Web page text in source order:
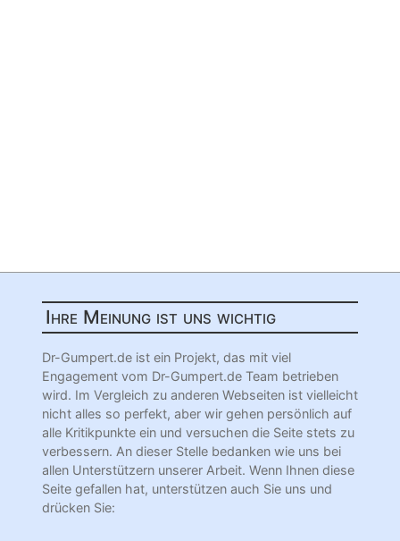
Ihre Meinung ist uns wichtig
Dr-Gumpert.de ist ein Projekt, das mit viel
Engagement vom Dr-Gumpert.de Team betrieben
wird. Im Vergleich zu anderen Webseiten ist vielleicht
nicht alles so perfekt, aber wir gehen persönlich auf
alle Kritikpunkte ein und versuchen die Seite stets zu
verbessern. An dieser Stelle bedanken wie uns bei
allen Unterstützern unserer Arbeit. Wenn Ihnen diese
Seite gefallen hat, unterstützen auch Sie uns und
drücken Sie: